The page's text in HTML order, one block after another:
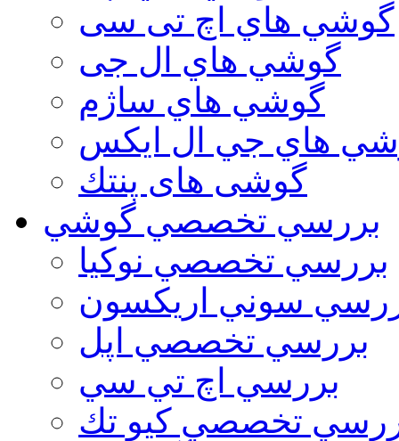
گوشي هاي اچ تی سی
گوشي هاي ال جی
گوشي هاي ساژم
هاي جي ال ايكس
گوشی های پنتك
بررسي تخصصي گوشي
بررسي تخصصي نوكيا
سوني اريكسون
بررسي تخصصي اپل
بررسي اچ تي سي
تخصصي كيو تك